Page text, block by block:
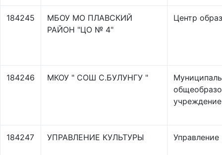
184245
МБОУ МО ПЛАВСКИЙ
РАЙОН "ЦО № 4"
Центр
184246 МКОУ " СОШ С.БУЛУНГУ "
учреждение
184247 УПРАВЛЕНИЕ КУЛЬТУРЫ Управление